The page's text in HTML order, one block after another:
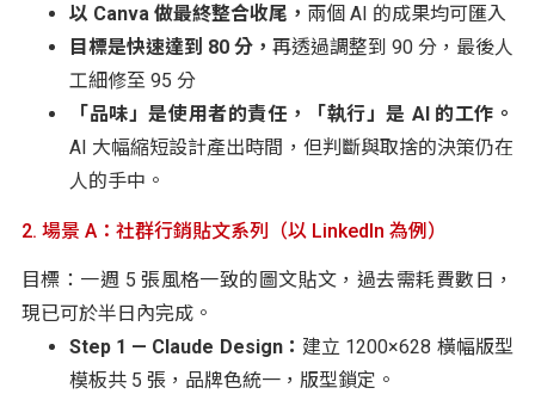
以 Canva 做最終整合收尾， 兩個 AI 的成果均可匯入
目標是快速達到 80 分， 再透過調整到 90 分，最後人
工細修至 95 分
「品味」是使用者的責任，「執行」是 AI 的工作。
AI 大幅縮短設計產出時間，但判斷與取捨的決策仍在
人的手中。
2. 場景 A：社群行銷貼文系列（以 LinkedIn 為例）
目標：一週 5 張風格一致的圖文貼文，過去需耗費數日，
現已可於半日內完成。
Step 1 — Claude Design： 建立 1200×628 橫幅版型
模板共 5 張，品牌色統一，版型鎖定。